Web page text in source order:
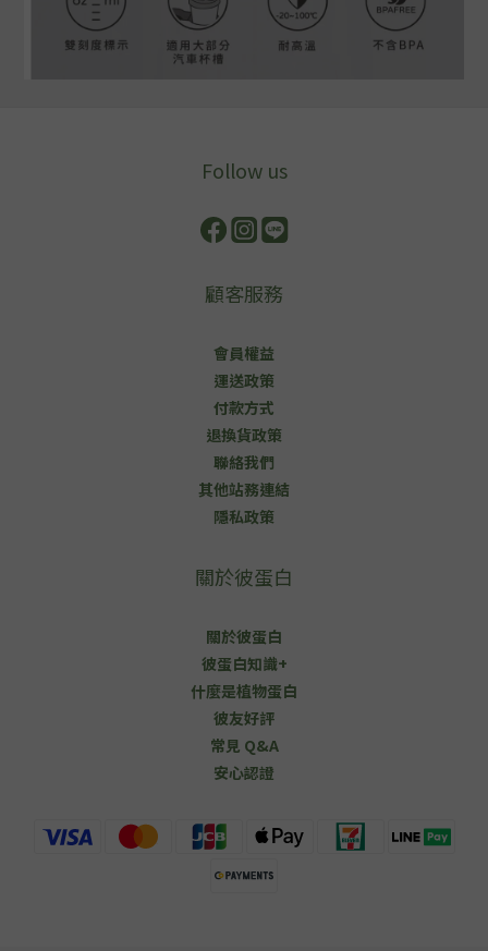
Follow us
顧客服務
會員權益
運送政策
付款方式
退換貨政策
聯絡我們
其他站務連結
隱私政策
關於彼蛋白
關於彼蛋白
彼蛋白知識+
什麼是植物蛋白
彼友好評
常見 Q&A
安心認證